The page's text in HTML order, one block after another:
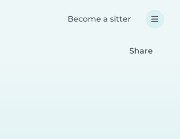
Become a sitter
Share